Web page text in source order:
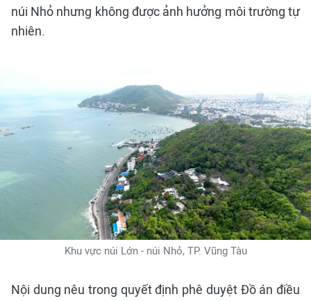
núi Nhỏ nhưng không được ảnh hưởng môi trường tự
nhiên.
Khu vực núi Lớn - núi Nhỏ, TP. Vũng Tàu
Nội dung nêu trong quyết định phê duyệt Đồ án điều